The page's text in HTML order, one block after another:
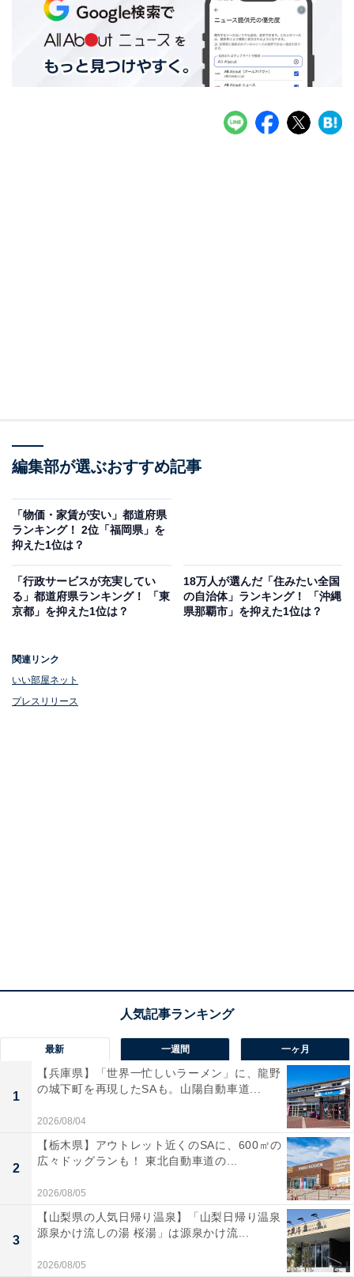
編集部が選ぶおすすめ記事
「物価・家賃が安い」都道府県
ランキング！ 2位「福岡県」を
抑えた1位は？
「行政サービスが充実してい
る」都道府県ランキング！ 「東
京都」を抑えた1位は？
18万人が選んだ「住みたい全国
の自治体」ランキング！ 「沖縄
県那覇市」を抑えた1位は？
関連リンク
いい部屋ネット
プレスリリース
最新 一週間 一ヶ月
1
【兵庫県】「世界一忙しいラーメン」に、龍野
の城下町を再現したSAも。山陽自動車道...
2026/08/04
2
【栃木県】アウトレット近くのSAに、600㎡の
広々ドッグランも！ 東北自動車道の...
2026/08/05
3
【山梨県の人気日帰り温泉】「山梨日帰り温泉
源泉かけ流しの湯 桜湯」は源泉かけ流...
2026/08/05